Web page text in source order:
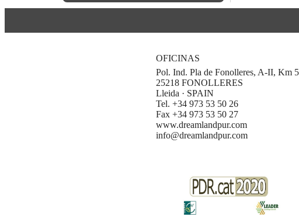
OFICINAS
Pol. Ind. Pla de Fonolleres, A-II, Km
25218 FONOLLERES
Lleida · SPAIN
Tel. +34 973 53 50 26
Fax +34 973 53 50 27
www.dreamlandpur.com
info@dreamlandpur.com